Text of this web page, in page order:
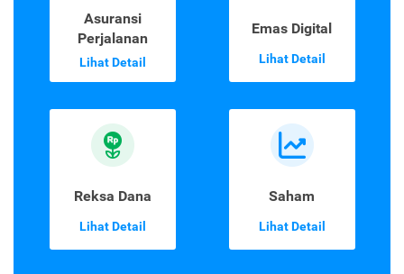
Asuransi
Perjalanan
Lihat Detail
Emas Digital
Lihat Detail
Reksa Dana
Lihat Detail
Saham
Lihat Detail